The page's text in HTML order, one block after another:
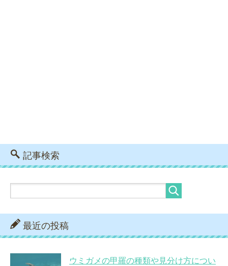
記事検索
最近の投稿
ウミガメの甲羅の種類や見分け方につい